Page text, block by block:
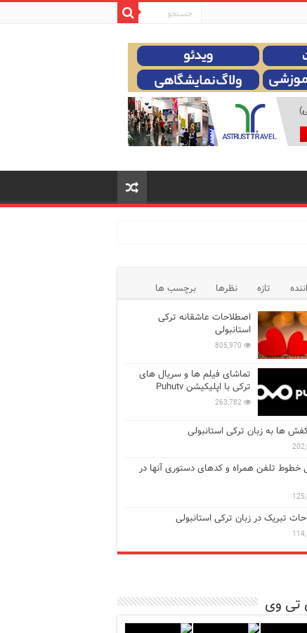
تازه نظرها
برچسب ها
اصطلاحات عاشقانه ترکی
استانبولی
805,970
تماشای فیلم ها و سریال های
ترکی با اپلیکیشن Puhutv
263,782
کفش ها به زبان ترکی استانبولی
خطوط تلفن همراه و کدهای دستوری آنها در
تبریک در زبان ترکی استانبولی
تی وی